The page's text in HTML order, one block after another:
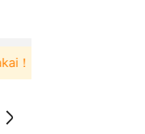
Pengguna baru